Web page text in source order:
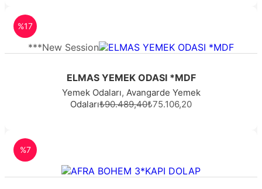
%17
***New Session
ELMAS YEMEK ODASI *MDF
Yemek Odaları, Avangarde Yemek
Odaları₺90.489,40₺75.106,20
%7